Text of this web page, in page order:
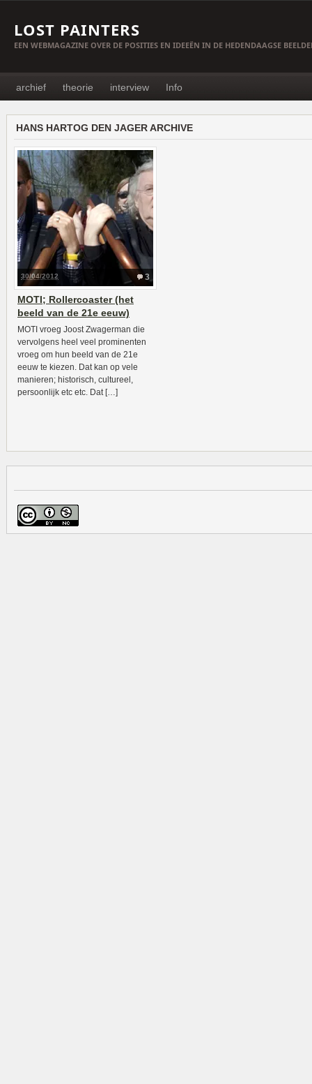
LOST PAINTERS
EEN WEBMAGAZINE OVER DE POSITIES EN IDEEËN IN DE HEDENDAAGSE
archief theorie interview Info
HANS HARTOG DEN JAGER ARCHIVE
3
30/04/2012
MOTI; Rollercoaster (het
beeld van de 21e eeuw)
MOTI vroeg Joost Zwagerman die
vervolgens heel veel prominenten
vroeg om hun beeld van de 21e
eeuw te kiezen. Dat kan op vele
manieren; historisch, cultureel,
persoonlijk etc etc. Dat […]